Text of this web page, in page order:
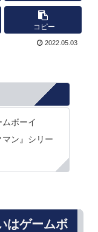
コピー
2022.05.03
ムボーイ
ン』シリー
はゲームボ